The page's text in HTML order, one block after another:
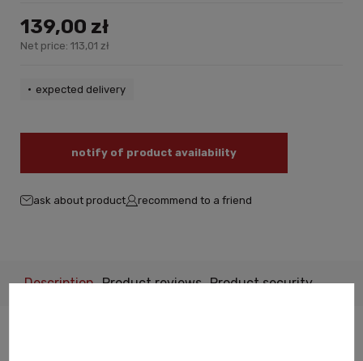
139,00 zł
Net price: 113,01 zł
expected delivery
notify of product availability
ask about product recommend to a friend
Description Product reviews Product security